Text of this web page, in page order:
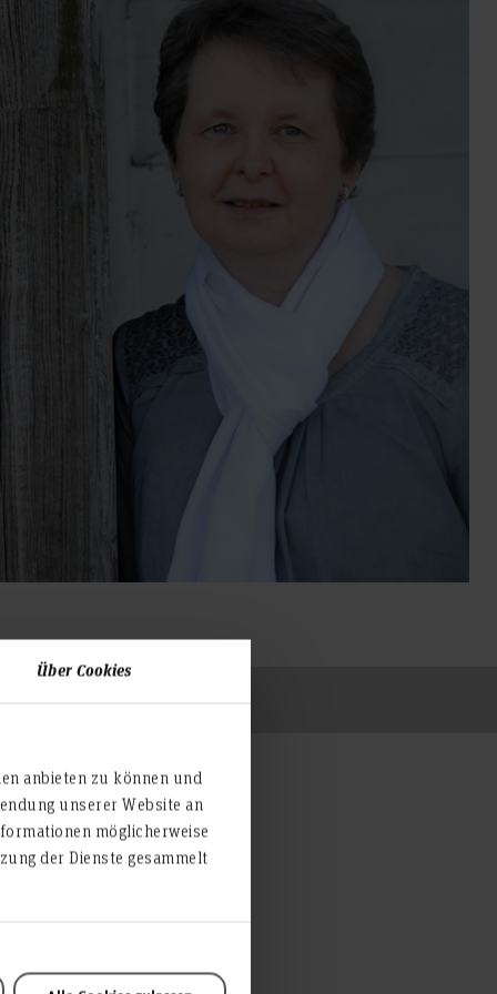
Über Cookies
anbieten zu können und
unserer Website an
möglicherweise
der Dienste gesammelt